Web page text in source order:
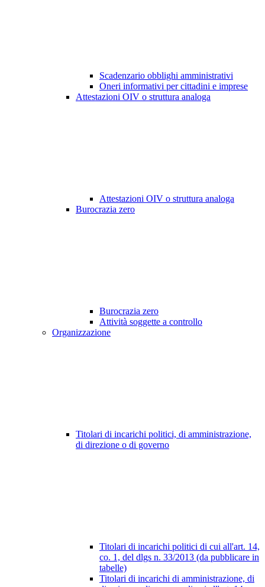
Scadenzario obblighi amministrativi
Oneri informativi per cittadini e imprese
Attestazioni OIV o struttura analoga
Attestazioni OIV o struttura analoga
Burocrazia zero
Burocrazia zero
Attività soggette a controllo
Organizzazione
Titolari di incarichi politici, di amministrazione,
di direzione o di governo
Titolari di incarichi politici di cui all'art. 14,
co. 1, del dlgs n. 33/2013 (da pubblicare in
tabelle)
Titolari di incarichi di amministrazione, di